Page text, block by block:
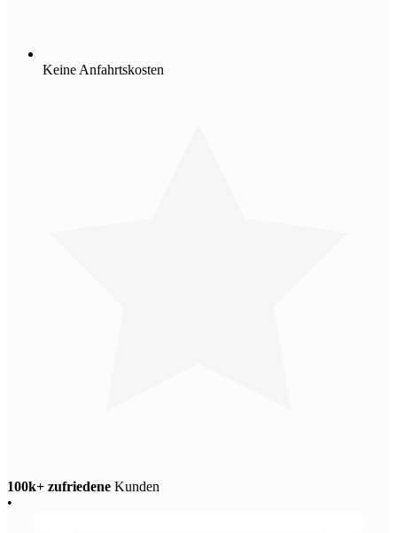
Keine Anfahrtskosten
100k+ zufriedene Kunden
•